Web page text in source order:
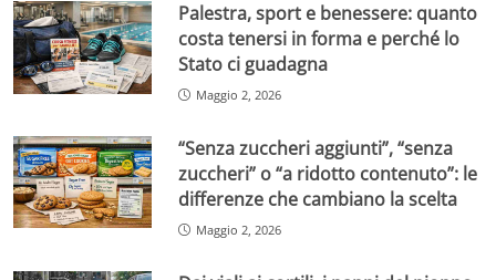
Palestra, sport e benessere: quanto
costa tenersi in forma e perché lo
Stato ci guadagna
Maggio 2, 2026
“Senza zuccheri aggiunti”, “senza
zuccheri” o “a ridotto contenuto”: le
differenze che cambiano la scelta
Maggio 2, 2026